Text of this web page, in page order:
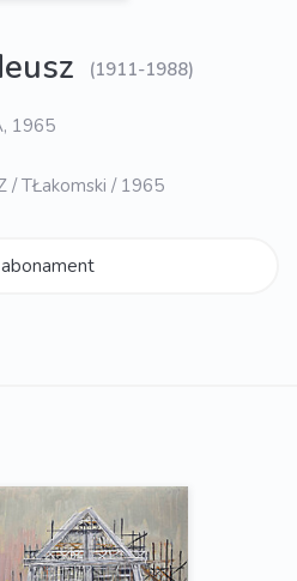
(1911-1988)
1965
/ TŁakomski / 1965